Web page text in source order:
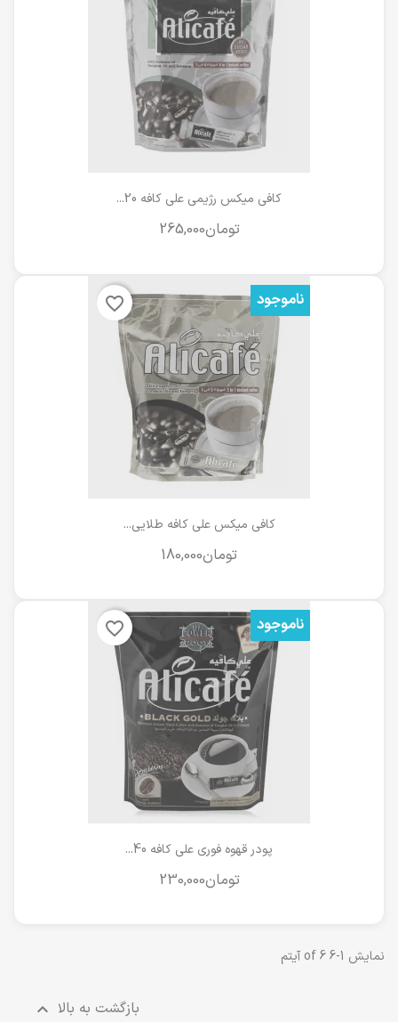
کافی میکس رژیمی علی کافه 20...
‎تومان265,000
کافی میکس علی کافه طلایی...
ناموجود favorite_border
پودر قهوه فوری علی کافه 40...
‎تومان230,000
ناموجود favorite_border
نمایش 1-6 of 6 آیتم
بازگشت به بالا 